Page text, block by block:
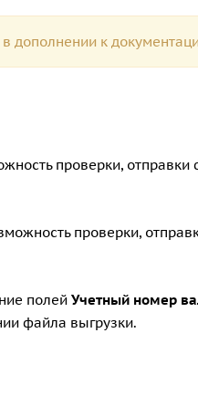
дополнении к
проверки,
проверки,
полей Учетный номер
файла выгрузки.